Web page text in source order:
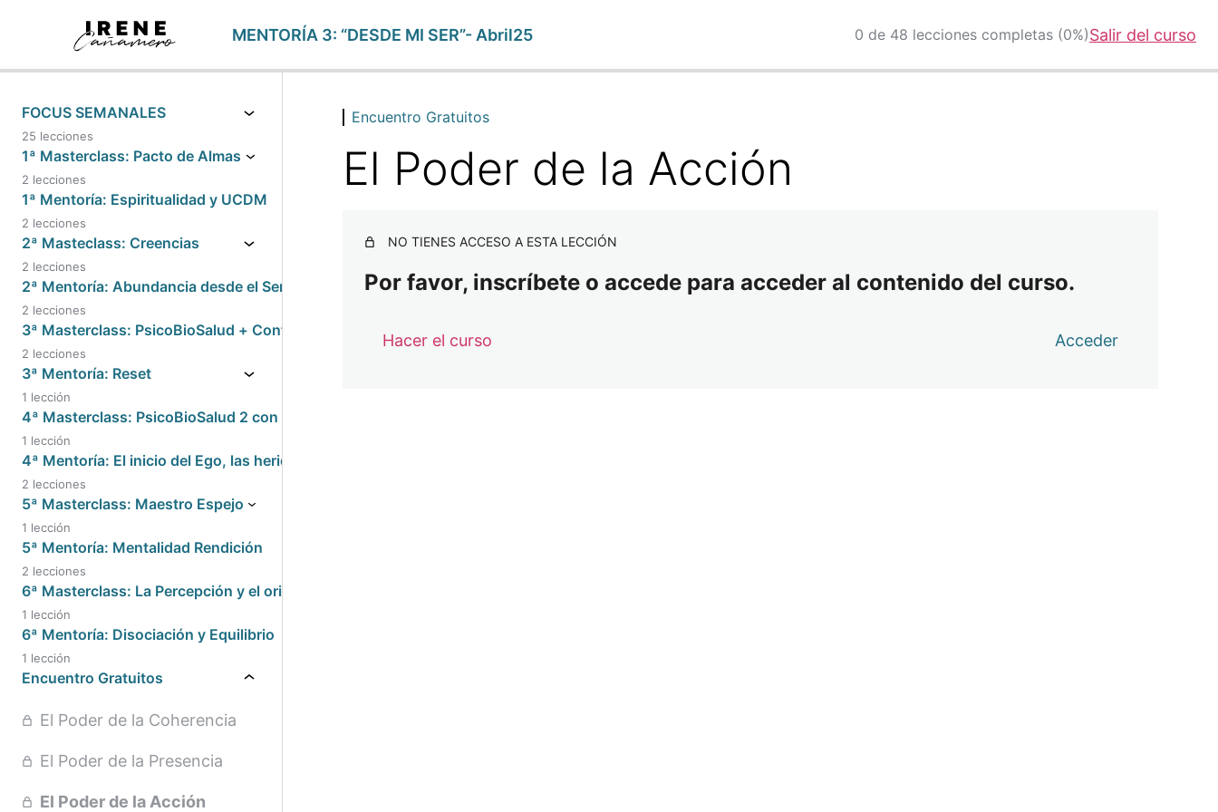
MENTORÍA 3: “DESDE MI SER”- Abril25 0 de 48 lecciones completas (0%)Salir del curso
FOCUS SEMANALES
25 lecciones
1ª Masterclass: Pacto de Almas
2 lecciones
1ª Mentoría: Espiritualidad y UCDM
2 lecciones
2ª Masteclass: Creencias
2 lecciones
2ª Mentoría: Abundancia desde el Ser
2 lecciones
3ª Masterclass: PsicoBioSalud + Conferencia PNL con Mª Jesús Solavera
2 lecciones
3ª Mentoría: Reset
1 lección
4ª Masterclass: PsicoBioSalud 2 con Mª Jesús Solavera
1 lección
4ª Mentoría: El inicio del Ego, las heridas y el niño
2 lecciones
5ª Masterclass: Maestro Espejo
1 lección
5ª Mentoría: Mentalidad Rendición
2 lecciones
6ª Masterclass: La Percepción y el origen de tu Paz
1 lección
6ª Mentoría: Disociación y Equilibrio
1 lección
Encuentro Gratuitos
El Poder de la Coherencia
El Poder de la Presencia
El Poder de la Acción
Encuentro Gratuitos
El Poder de la Acción
NO TIENES ACCESO A ESTA LECCIÓN
Por favor, inscríbete o accede para acceder al contenido del curso.
Hacer el curso Acceder